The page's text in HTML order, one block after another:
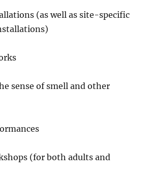
(as well as site-specific
sense of smell and other
(for both adults and